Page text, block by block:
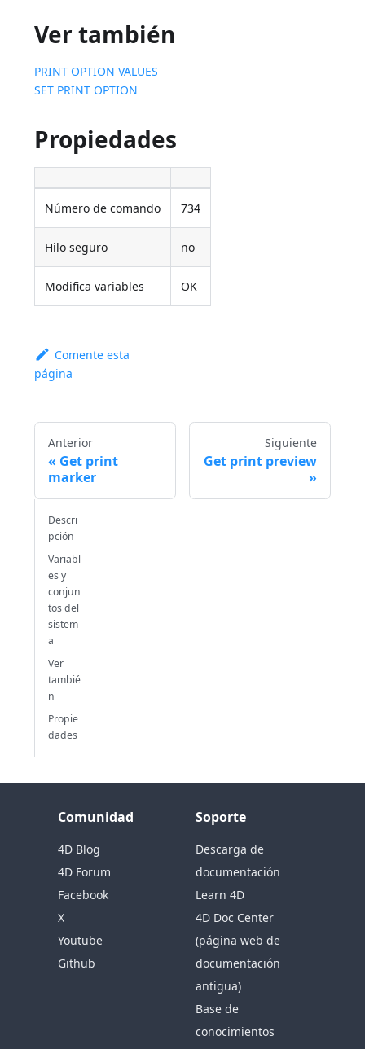
Ver también
PRINT OPTION VALUES
SET PRINT OPTION
Propiedades
Número de comando 734
Hilo seguro no
Modifica variables OK
Comente esta
página
Anterior
Get print
marker
Siguiente
Get print preview
Descri
pción
Variabl
es y
conjun
tos del
sistem
a
Ver
tambié
n
Propie
dades
Comunidad
4D Blog
4D Forum
Facebook
X
Youtube
Github
Soporte
Descarga de
documentación
Learn 4D
4D Doc Center
(página web de
documentación
antigua)
Base de
conocimientos